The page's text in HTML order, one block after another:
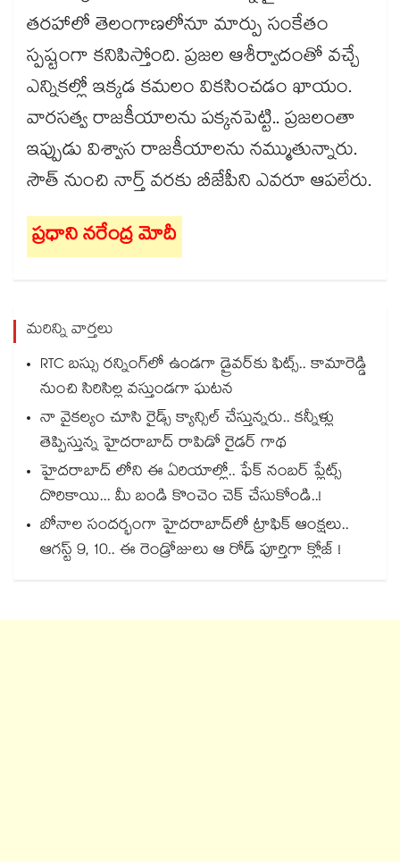
తరహాలో తెలంగాణలోనూ మార్పు సంకేతం
స్పష్టంగా కనిపిస్తోంది. ప్రజల ఆశీర్వాదంతో వచ్చే
ఎన్నికల్లో ఇక్కడ కమలం వికసించడం ఖాయం.
వారసత్వ రాజకీయాలను పక్కనపెట్టి.. ప్రజలంతా
ఇప్పుడు విశ్వాస రాజకీయాలను నమ్ముతున్నారు.
సౌత్​ నుంచి నార్త్​ వరకు బీజేపీని ఎవరూ ఆపలేరు.
ప్రధాని నరేంద్ర మోదీ
మరిన్ని వార్తలు
RTC బస్సు రన్నింగ్⁫లో ఉండగా డ్రైవర్‌కు ఫిట్స్.. కామారెడ్డి
నుంచి సిరిసిల్ల వస్తుండగా ఘటన
నా వైకల్యం చూసి రైడ్స్ క్యాన్సిల్ చేస్తున్నరు.. కన్నీళ్లు
తెప్పిస్తున్న హైదరాబాద్ రాపిడో రైడర్ గాథ
హైదరాబాద్ లోని ఈ ఏరియాల్లో.. ఫేక్ నంబర్ ప్లేట్స్
దొరికాయి... మీ బండి కొంచెం చెక్ చేసుకోండి..!
బోనాల సందర్భంగా హైదరాబాద్‌లో ట్రాఫిక్ ఆంక్షలు..
ఆగస్ట్ 9, 10.. ఈ రెండ్రోజులు ఆ రోడ్ పూర్తిగా క్లోజ్ !